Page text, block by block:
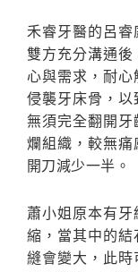
禾睿牙醫的呂
雙方充分溝通
心與需求，耐
侵襲牙床骨，
無須完全翻開
爛組織，較無
開刀減少一半。
蕭小姐原本有
縮，當其中的結
縫會變大，此時